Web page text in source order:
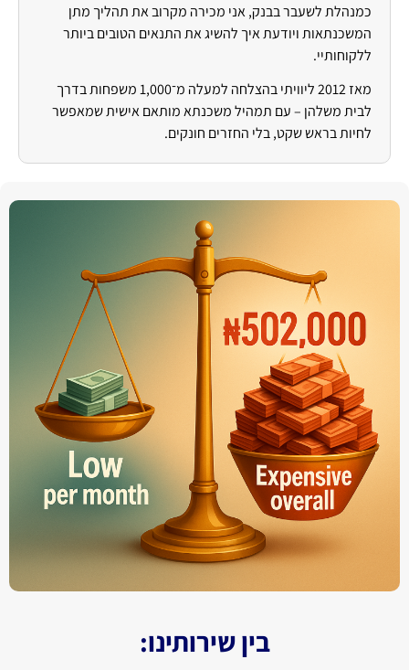
כמנהלת לשעבר בבנק, אני מכירה מקרוב את תהליך מתן
המשכנתאות ויודעת איך להשיג את התנאים הטובים ביותר
ללקוחותיי.
מאז 2012 ליוויתי בהצלחה למעלה מ־1,000 משפחות בדרך
לבית משלהן – עם תמהיל משכנתא מותאם אישית שמאפשר
לחיות בראש שקט, בלי החזרים חונקים.
בין שירותינו: